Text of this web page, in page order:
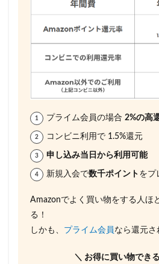
プライム会員の場合 2%の高
コンビニ利用で 1.5%還元
申し込み当日から利用可能
新規入会で数千ポイント をプ
Amazonでよく買い物をする人ほ
る！
しかも、 プライム会員 なら還元さ
＼ お得に買い物でき